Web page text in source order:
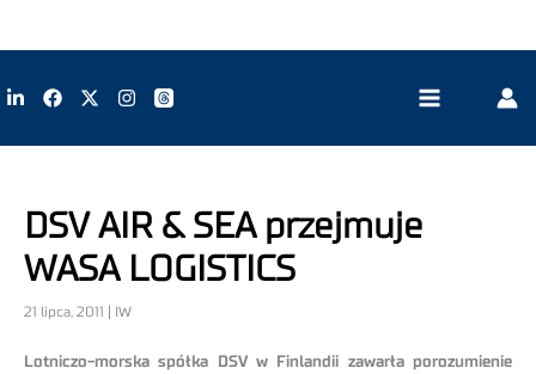
DSV AIR & SEA przejmuje
WASA LOGISTICS
21 lipca, 2011 | IW
Lotniczo-morska spółka DSV w Finlandii zawarła porozumienie